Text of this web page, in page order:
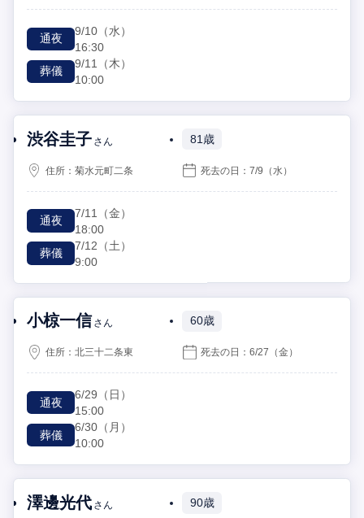
通夜
9/10 （水）
16:30
葬儀
9/11
（木）
10:00
渋谷圭子 さん 81歳
住所：菊水元町二条 死去の日：7/9 （水）
通夜
7/11
（金）
18:00
葬儀
7/12 （土）
9:00
小椋一信 さん 60歳
住所：北三十二条東 死去の日：6/27 （金）
通夜
6/29 （日）
15:00
葬儀
6/30 （月）
10:00
澤邊光代 さん 90歳